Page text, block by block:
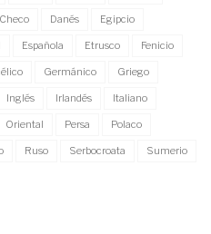
Checo Danés Egipcio
Española Etrusco Fenicio
Germánico Griego
Inglés Irlandés Italiano
Oriental Persa Polaco
Ruso Serbocroata Sumerio